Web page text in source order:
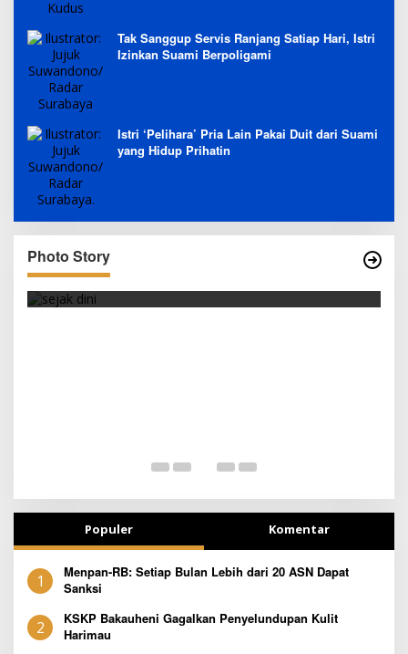
Tak Sanggup Servis Ranjang Satiap Hari, Istri
Izinkan Suami Berpoligami
Istri ‘Pelihara’ Pria Lain Pakai Duit dari Suami
yang Hidup Prihatin
Photo Story
SEJAK DINI
Populer Komentar
1
Menpan-RB: Setiap Bulan Lebih dari 20 ASN Dapat
Sanksi
2
KSKP Bakauheni Gagalkan Penyelundupan Kulit
Harimau